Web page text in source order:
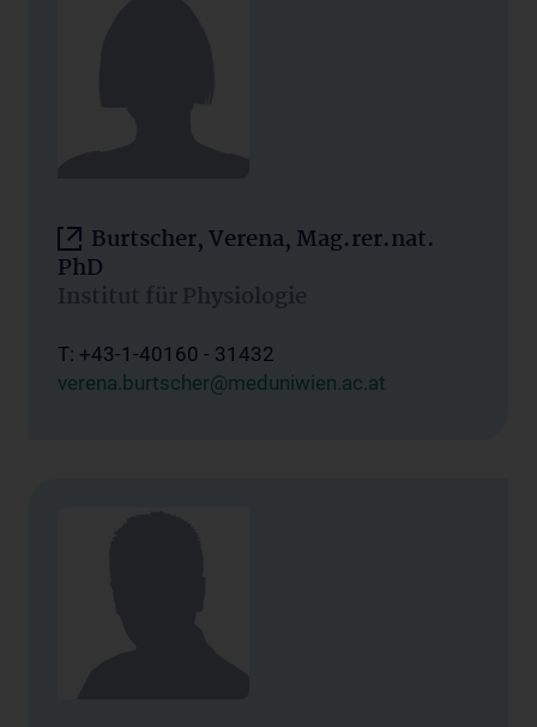
Burtscher, Verena, Mag.rer.nat.
PhD
Institut für Physiologie
T: +43-1-40160 - 31432
verena.burtscher@meduniwien.ac.at